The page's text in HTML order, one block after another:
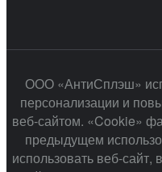
ООО «АнтиСплэш»
персонализации и
веб-сайтом. «Cookie»
предыдущем
использовать веб-сайт,